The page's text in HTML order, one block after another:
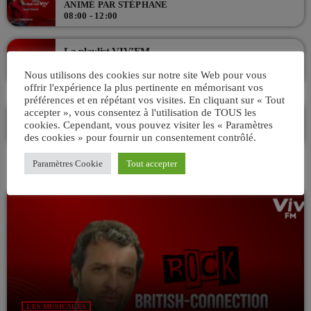
ANIMÉ PAR STÉPHANE
08:00 - 12:00
La playlist VIV’FM
12:00 - 18:00
VIV & TUBES Avec Charles
ANIMÉ PAR CHARLES
18:00 - 21:00
LES MUSICALES
Nous utilisons des cookies sur notre site Web pour vous
offrir l'expérience la plus pertinente en mémorisant vos
préférences et en répétant vos visites. En cliquant sur « Tout
accepter », vous consentez à l'utilisation de TOUS les
cookies. Cependant, vous pouvez visiter les « Paramètres
des cookies » pour fournir un consentement contrôlé.
Paramètres Cookie Tout accepter